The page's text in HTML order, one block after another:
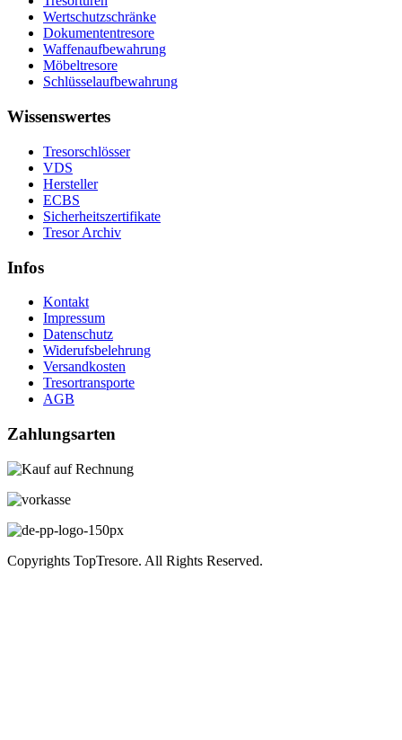
Wertschutzschränke
Dokumententresore
Waffenaufbewahrung
Möbeltresore
Schlüsselaufbewahrung
Wissenswertes
Tresorschlösser
VDS
Hersteller
ECBS
Sicherheitszertifikate
Tresor Archiv
Infos
Kontakt
Impressum
Datenschutz
Widerufsbelehrung
Versandkosten
Tresortransporte
AGB
Zahlungsarten
Copyrights TopTresore. All Rights Reserved.